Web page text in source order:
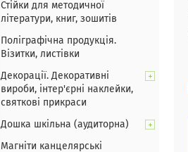
Стійки для методичної
літератури, книг, зошитів
Поліграфічна продукція.
Візитки, листівки
Декорації. Декоративні
вироби, інтер'єрні наклейки,
святкові прикраси
Дошка шкільна (аудиторна)
Магніти канцелярські